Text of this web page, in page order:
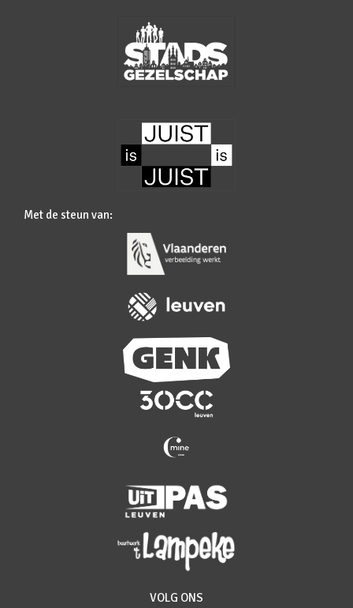
Met de steun van:
VOLG ONS